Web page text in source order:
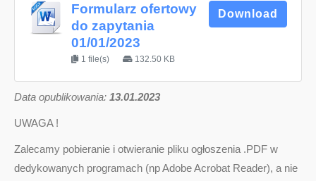
Formularz ofertowy
do zapytania
01/01/2023
1 file(s) 132.50 KB
Download
Data opublikowania: 13.01.2023
UWAGA !
Zalecamy pobieranie i otwieranie pliku ogłoszenia .PDF w
dedykowanych programach (np Adobe Acrobat Reader), a nie